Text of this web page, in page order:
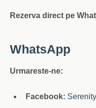
Rezerva direct pe
WhatsApp
Urmareste-ne:
Facebook: